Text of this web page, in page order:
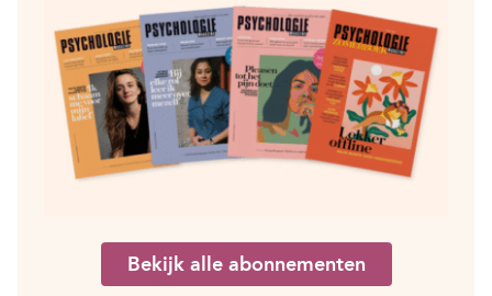
Bekijk alle abonnementen